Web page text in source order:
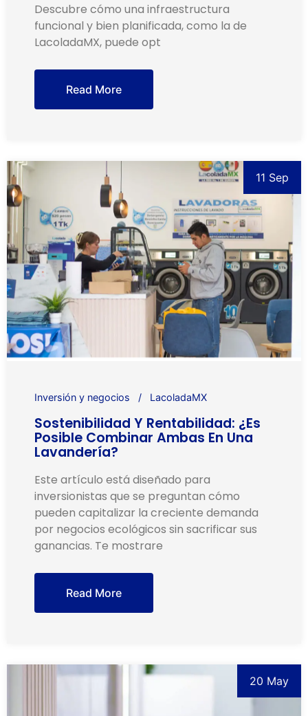
Descubre cómo una infraestructura
funcional y bien planificada, como la de
LacoladaMX, puede opt
Read More
11 Sep
Inversión y negocios LacoladaMX
Sostenibilidad Y Rentabilidad: ¿Es
Posible Combinar Ambas En Una
Lavandería?
Este artículo está diseñado para
inversionistas que se preguntan cómo
pueden capitalizar la creciente demanda
por negocios ecológicos sin sacrificar sus
ganancias. Te mostrare
Read More
20 May